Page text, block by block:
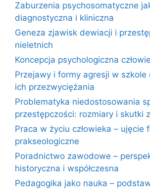
Zaburzenia psychosomatyczne
diagnostyczna i kliniczna
Geneza zjawisk dewiacji i
nieletnich
Koncepcja psychologiczna
Przejawy i formy agresji w szkole
ich przezwyciężania
Problematyka niedostosowania
przestępczości: rozmiary i skutki
Praca w życiu człowieka – ujęcie
prakseologiczne
Poradnictwo zawodowe –
historyczna i współczesna
Pedagogika jako nauka –